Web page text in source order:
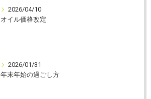
2026/04/10
オイル価格改定
2026/01/31
年末年始の過ごし方